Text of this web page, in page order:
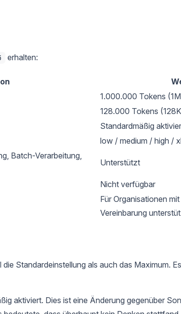
erhalten:
1.000.000 Tokens
128.000 Tokens
Standardmäßig
low / medium / high /
Batch-Verarbeitung,
Unterstützt
Nicht verfügbar
Für Organisationen
Vereinbarung
Standardeinstellung als auch das Maximum.
aktiviert. Dies ist eine Änderung gegenüber